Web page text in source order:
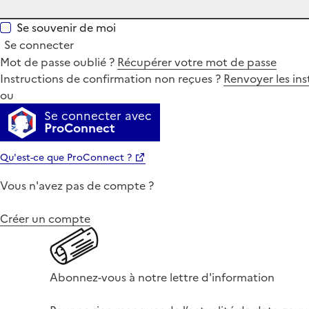
Se souvenir de moi
Se connecter
Mot de passe oublié ? Récupérer votre mot de passe
Instructions de confirmation non reçues ? Renvoyer les
ou
Se connecter avec
ProConnect
Qu'est-ce que ProConnect ?
Vous n'avez pas de compte ?
Créer un compte
Abonnez-vous à notre lettre d'information